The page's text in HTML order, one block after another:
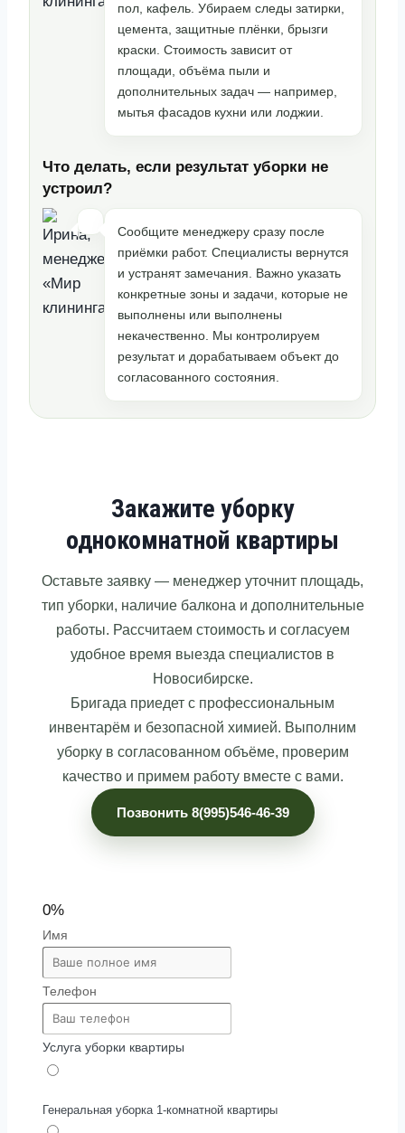
пол, кафель. Убираем следы затирки,
цемента, защитные плёнки, брызги
краски. Стоимость зависит от
площади, объёма пыли и
дополнительных задач — например,
мытья фасадов кухни или лоджии.
Что делать, если результат уборки не
устроил?
Сообщите менеджеру сразу после
приёмки работ. Специалисты вернутся
и устранят замечания. Важно указать
конкретные зоны и задачи, которые не
выполнены или выполнены
некачественно. Мы контролируем
результат и дорабатываем объект до
согласованного состояния.
Закажите уборку
однокомнатной квартиры
Оставьте заявку — менеджер уточнит площадь,
тип уборки, наличие балкона и дополнительные
работы. Рассчитаем стоимость и согласуем
удобное время выезда специалистов в
Новосибирске.
Бригада приедет с профессиональным
инвентарём и безопасной химией. Выполним
уборку в согласованном объёме, проверим
качество и примем работу вместе с вами.
Позвонить 8(995)546-46-39
0%
Имя
Телефон
Услуга уборки квартиры
Генеральная уборка 1-комнатной квартиры